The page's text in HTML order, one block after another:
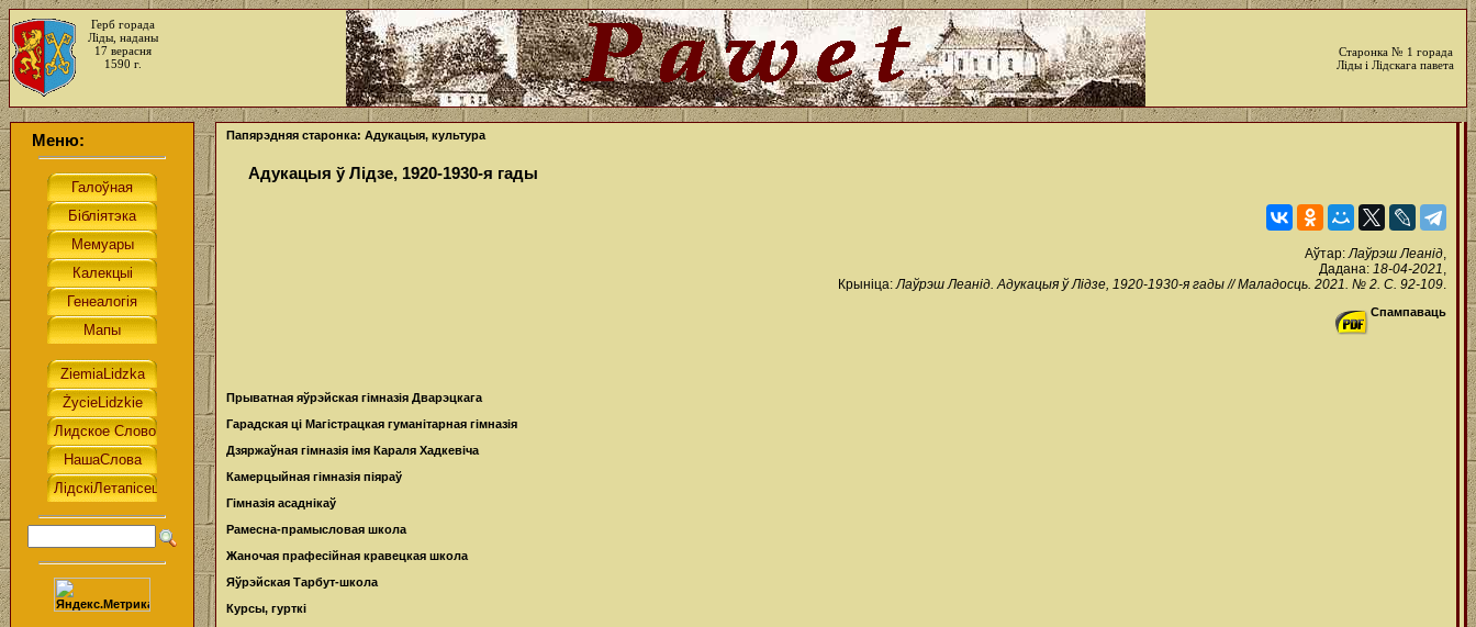
Герб горада
Ліды, наданы
17 верасня
1590 г.
Старонка № 1 горада
Ліды і Лідскага павета
Меню: Папярэдняя старонка: Адукацыя, культура
Адукацыя ў Лідзе, 1920-1930-я гады
Аўтар:Лаўрэш Леанід,
Дадана: 18-04-2021,
Крыніца:Лаўрэш Леанід. Адукацыя ў Лідзе, 1920-1930-я гады // Маладосць. 2021. № 2. С. 92-109.
Спампаваць
Прыватная яўрэйская гімназія Дварэцкага
Гарадская ці Магістрацкая гуманітарная гімназія
Дзяржаўная гімназія імя Караля Хадкевіча
Камерцыйная гімназія піяраў
Гімназія асаднікаў
Рамесна-прамысловая школа
Жаночая прафесійная кравецкая школа
Яўрэйская Тарбут-школа
Курсы, гурткі